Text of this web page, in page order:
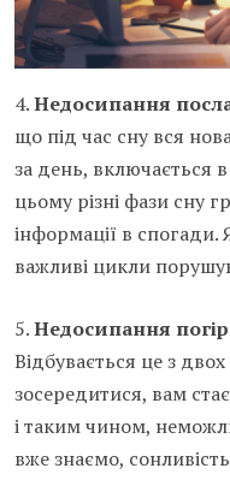
4.Недосипання
що під час сну вся
за день, включається
цьому різні фази сну
інформації в
важливі цикли
5.Недосипання
Відбувається це з
зосередитися, вам
і таким чином,
вже знаємо,